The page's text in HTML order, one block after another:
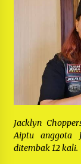
Jacklyn
Aiptu anggota
ditembak 12 kali.